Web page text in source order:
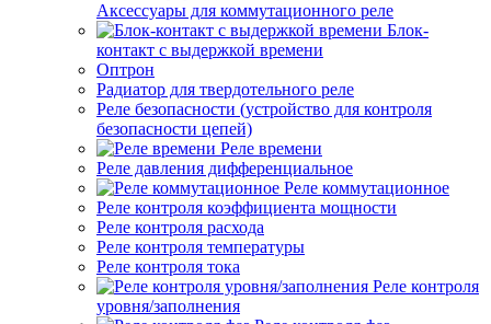
Аксессуары для коммутационного реле
Блок-
контакт с выдержкой времени
Оптрон
Радиатор для твердотельного реле
Реле безопасности (устройство для контроля
безопасности цепей)
Реле времени
Реле давления дифференциальное
Реле коммутационное
Реле контроля коэффициента мощности
Реле контроля расхода
Реле контроля температуры
Реле контроля тока
Реле контроля
уровня/заполнения